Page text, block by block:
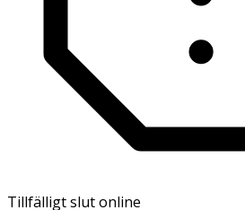
Tillfälligt slut online